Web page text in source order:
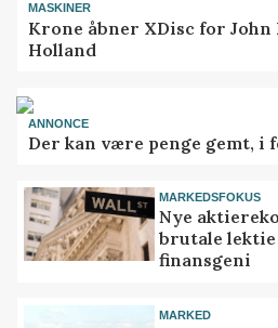
MASKINER
Krone åbner XDisc for John
Holland
ANNONCE
Der kan være penge gemt, i
MARKEDSFOKUS
Nye
brutale
finansgeni
MARKED